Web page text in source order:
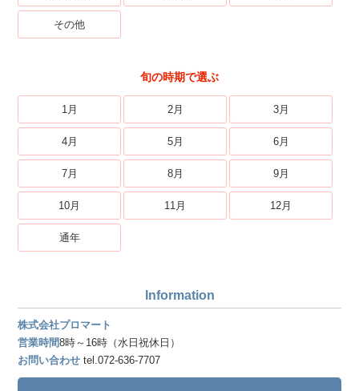
その他
旬の時期で選ぶ
1月 2月 3月
4月 5月 6月
7月 8月 9月
10月 11月 12月
通年
Information
株式会社プロマート
営業時間8時～16時（水日祝休日）
お問い合わせ tel.072-636-7707